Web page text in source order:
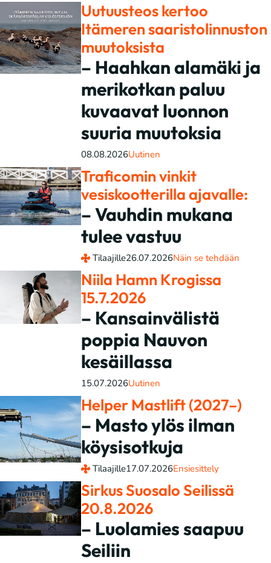
Uutuusteos kertoo
Itämeren saaristolinnuston
muutoksista
– Haahkan alamäki ja
merikotkan paluu
kuvaavat luonnon
suuria muutoksia
08.08.2026Uutinen
Traficomin vinkit
vesiskootterilla ajavalle:
– Vauhdin mukana
tulee vastuu
Tilaajille26.07.2026Näin se tehdään
Niila Hamn Krogissa
15.7.2026
– Kansainvälistä
poppia Nauvon
kesäillassa
15.07.2026Uutinen
Helper Mastlift (2027–)
– Masto ylös ilman
köysisotkuja
Tilaajille17.07.2026Ensiesittely
Sirkus Suosalo Seilissä
20.8.2026
– Luolamies saapuu
Seiliin